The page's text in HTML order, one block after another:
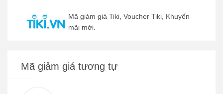
Mã giảm giá Tiki, Voucher Tiki, Khuyến
mãi mới.
Mã giảm giá tương tự